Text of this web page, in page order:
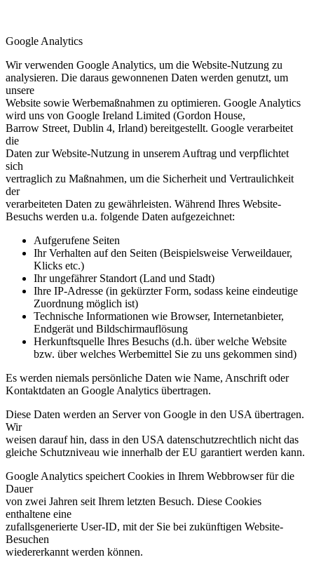
Google Analytics
Wir verwenden Google Analytics, um die Website-Nutzung zu
analysieren. Die daraus gewonnenen Daten werden genutzt, um
unsere
Website sowie Werbemaßnahmen zu optimieren. Google Analytics
wird uns von Google Ireland Limited (Gordon House,
Barrow Street, Dublin 4, Irland) bereitgestellt. Google verarbeitet
die
Daten zur Website-Nutzung in unserem Auftrag und verpflichtet
sich
vertraglich zu Maßnahmen, um die Sicherheit und Vertraulichkeit
der
verarbeiteten Daten zu gewährleisten. Während Ihres Website-
Besuchs werden u.a. folgende Daten aufgezeichnet:
Aufgerufene Seiten
Ihr Verhalten auf den Seiten (Beispielsweise Verweildauer,
Klicks etc.)
Ihr ungefährer Standort (Land und Stadt)
Ihre IP-Adresse (in gekürzter Form, sodass keine eindeutige
Zuordnung möglich ist)
Technische Informationen wie Browser, Internetanbieter,
Endgerät und Bildschirmauflösung
Herkunftsquelle Ihres Besuchs (d.h. über welche Website
bzw. über welches Werbemittel Sie zu uns gekommen sind)
Es werden niemals persönliche Daten wie Name, Anschrift oder
Kontaktdaten an Google Analytics übertragen.
Diese Daten werden an Server von Google in den USA übertragen.
Wir
weisen darauf hin, dass in den USA datenschutzrechtlich nicht das
gleiche Schutzniveau wie innerhalb der EU garantiert werden kann.
Google Analytics speichert Cookies in Ihrem Webbrowser für die
Dauer
von zwei Jahren seit Ihrem letzten Besuch. Diese Cookies
enthaltene eine
zufallsgenerierte User-ID, mit der Sie bei zukünftigen Website-
Besuchen
wiedererkannt werden können.